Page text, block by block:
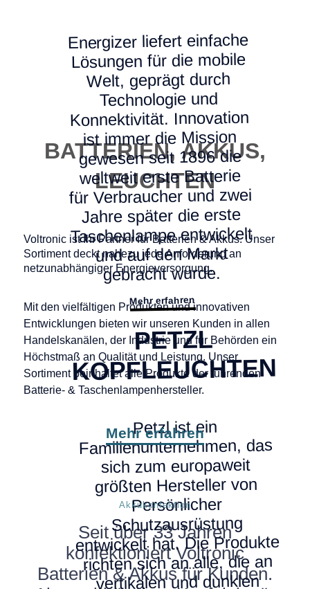
Energizer liefert einfache
Lösungen für die mobile
Welt, geprägt durch
Technologie und
Konnektivität. Innovation
ist immer die Mission
gewesen seit 1896 die
weltweit erste Batterie
für Verbraucher und zwei
Jahre später die erste
Taschenlampe entwickelt
und auf den Markt
gebracht wurde.
Mehr erfahren
PETZL
KOPFLEUCHTEN
Petzl ist ein
Familienunternehmen, das
sich zum europaweit
größten Hersteller von
Persönlicher
Schutzausrüstung
entwickelt hat. Die Produkte
richten sich an alle, die an
vertikalen und dunklen
BATTERIEN, AKKUS,
LEUCHTEN
Voltronic ist Ihr Partner für Batterien & Akkus. Unser
Sortiment deckt nahezu jede Anforderung an
netzunabhängiger Energieversorgung.
Mit den vielfältigen Produkten und innovativen
Entwicklungen bieten wir unseren Kunden in allen
Handelskanälen, der Industrie und für Behörden ein
Höchstmaß an Qualität und Leistung. Unser
Sortiment beinhaltet alle Produkte der führenden
Batterie- & Taschenlampenhersteller.
Mehr erfahren
Akkukonfektion
Seit über 33 Jahren
konfektioniert Voltronic
Batterien & Akkus für Kunden.